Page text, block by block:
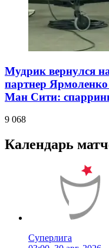
Мудрик вернулся
партнер
Ман Сити:
9 068
Календарь
Суперлига